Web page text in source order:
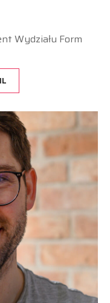
Wydziału Form